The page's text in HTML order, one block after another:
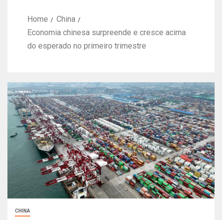
Home
China
Economia chinesa surpreende e cresce acima
do esperado no primeiro trimestre
CHINA